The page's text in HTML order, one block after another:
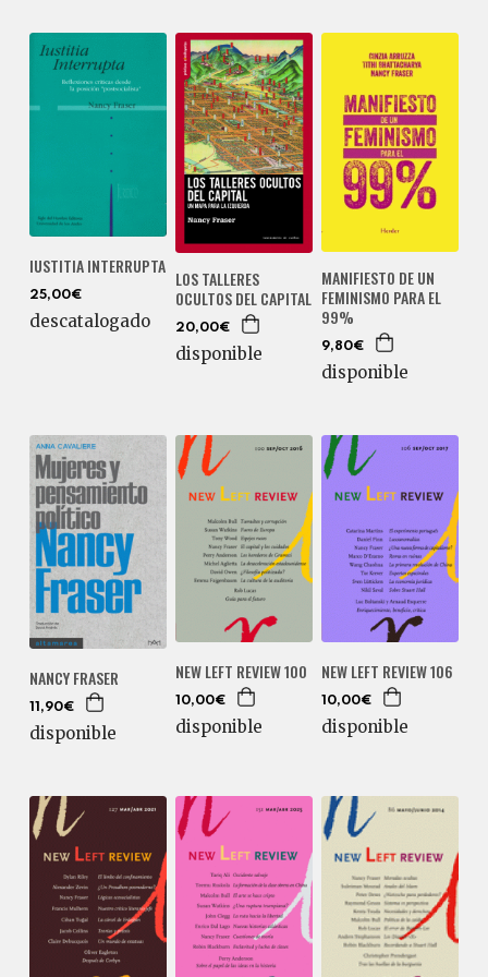
IUSTITIA INTERRUPTA
25,00€
descatalogado
LOS TALLERES
OCULTOS DEL CAPITAL
20,00€
disponible
MANIFIESTO DE UN
FEMINISMO PARA EL
99%
9,80€
disponible
NANCY FRASER
11,90€
disponible
NEW LEFT REVIEW 100
10,00€
disponible
NEW LEFT REVIEW 106
10,00€
disponible